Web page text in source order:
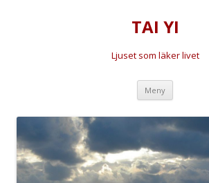
TAI YI
Ljuset som läker livet
Meny